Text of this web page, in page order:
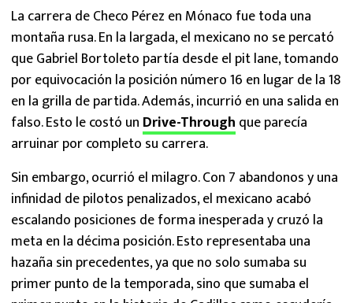
La carrera de Checo Pérez en Mónaco fue toda una
montaña rusa. En la largada, el mexicano no se percató
que Gabriel Bortoleto partía desde el pit lane, tomando
por equivocación la posición número 16 en lugar de la 18
en la grilla de partida. Además, incurrió en una salida en
falso. Esto le costó un Drive-Through que parecía
arruinar por completo su carrera.
Sin embargo, ocurrió el milagro. Con 7 abandonos y una
infinidad de pilotos penalizados, el mexicano acabó
escalando posiciones de forma inesperada y cruzó la
meta en la décima posición. Esto representaba una
hazaña sin precedentes, ya que no solo sumaba su
primer punto de la temporada, sino que sumaba el